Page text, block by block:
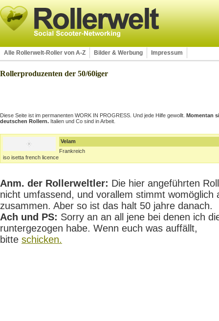
Alle Rollerwelt-Roller von A-Z Bilder & Werbung Impressum
Rollerproduzenten der 50/60iger
Diese Seite ist im permanenten WORK IN PROGRESS. Und jede Hilfe gewollt. Momentan
deutschen Rollern. Italien und Co sind in Arbeit.
Velam
Frankreich
iso isetta french licence
Anm. der Rollerweltler: Die hier angeführten
nicht umfassend, und vorallem stimmt womöglich
zusammen. Aber so ist das halt 50 jahre danach.
Ach und PS: Sorry an an all jene bei denen ich
runtergezogen habe. Wenn euch was auffällt,
bitte schicken.